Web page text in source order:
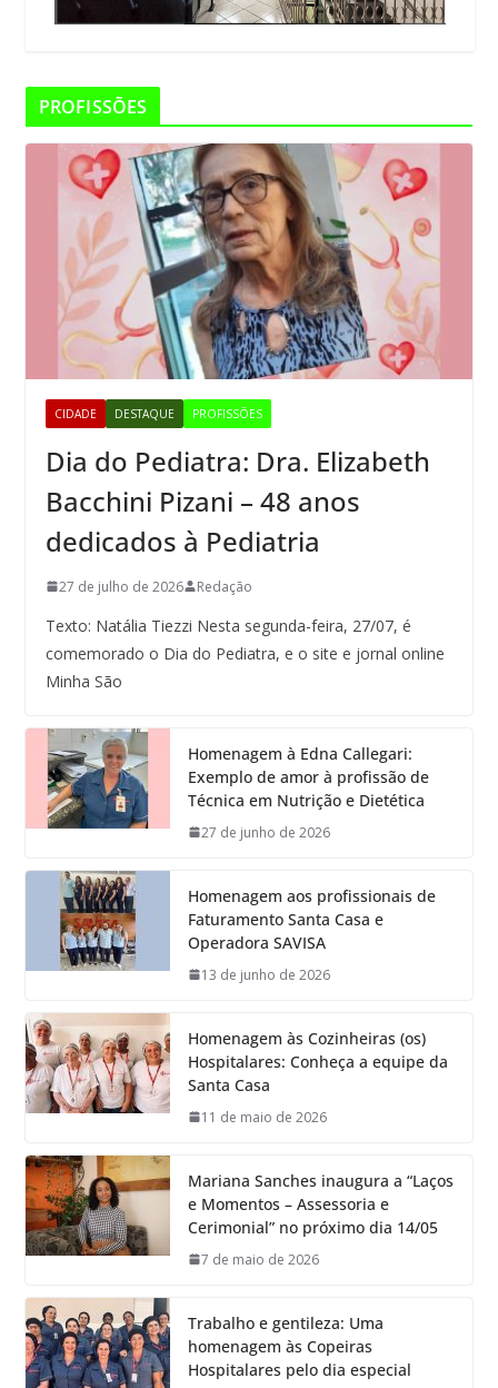
PROFISSÕES
CIDADE DESTAQUE PROFISSÕES
Dia do Pediatra: Dra. Elizabeth
Bacchini Pizani – 48 anos
dedicados à Pediatria
27 de julho de 2026 Redação
Texto: Natália Tiezzi Nesta segunda-feira, 27/07, é
comemorado o Dia do Pediatra, e o site e jornal online
Minha São
Homenagem à Edna Callegari:
Exemplo de amor à profissão de
Técnica em Nutrição e Dietética
27 de junho de 2026
Homenagem aos profissionais de
Faturamento Santa Casa e
Operadora SAVISA
13 de junho de 2026
Homenagem às Cozinheiras (os)
Hospitalares: Conheça a equipe da
Santa Casa
11 de maio de 2026
Mariana Sanches inaugura a “Laços
e Momentos – Assessoria e
Cerimonial” no próximo dia 14/05
7 de maio de 2026
Trabalho e gentileza: Uma
homenagem às Copeiras
Hospitalares pelo dia especial